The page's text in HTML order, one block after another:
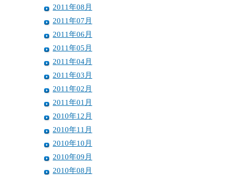
2011年08月
2011年07月
2011年06月
2011年05月
2011年04月
2011年03月
2011年02月
2011年01月
2010年12月
2010年11月
2010年10月
2010年09月
2010年08月